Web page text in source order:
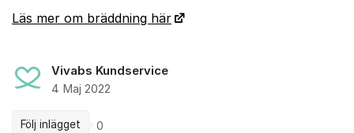
Läs mer om bräddning här
Vivabs Kundservice
4 Maj 2022
Följ inlägget 0